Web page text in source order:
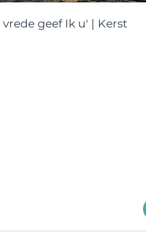
geef Ik u' | Kerst